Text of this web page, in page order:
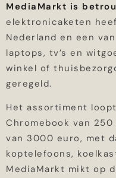
MediaMarkt is
elektronicaketen
Nederland en een
laptops, tv’s en
winkel of
geregeld.
Het assortiment
Chromebook van
van 3000 euro, met
koptelefoons,
MediaMarkt mikt op